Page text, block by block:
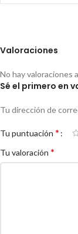
Valoraciones
No hay valoraciones
Sé el primero en
Tu dirección de
Tu puntuación *
Tu valoración *